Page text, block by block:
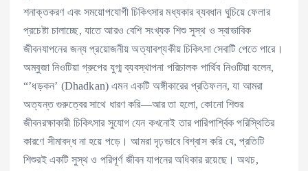
শনাক্তকরণ এবং সময়োপযোগী চিকিৎসার মধ্যকার ব্যবধান ঘুচিয়ে ফেলার
প্রচেষ্টা চালাচ্ছে, যাতে আরও বেশি সংখ্যক শিশু সুস্থ ও স্বাভাবিক
জীবনযাপনের জন্য প্রয়োজনীয় অত্যাবশ্যকীয় চিকিৎসা সেবাটি পেতে পারে।
অম্বুজা নিওটিয়া গ্রুপের যুগ্ম ব্যবস্থাপনা পরিচালক পার্থিব নিওটিয়া বলেন,
“’ধড়কন’ (Dhadkan) এমন একটি অঙ্গীকারের প্রতিফলন, যা আমরা
অত্যন্ত গুরুত্বের সাথে ধারণ করি—আর তা হলো, কোনো শিশুর
জীবনরক্ষাকারী চিকিৎসার সুযোগ যেন কখনোই তার পারিপার্শ্বিক পরিস্থিতির
কারণে সীমাবদ্ধ না হয়ে পড়ে। আমরা দৃঢ়ভাবে বিশ্বাস করি যে, প্রতিটি
শিশুরই একটি সুস্থ ও পরিপূর্ণ জীবন যাপনের অধিকার রয়েছে। অথচ,